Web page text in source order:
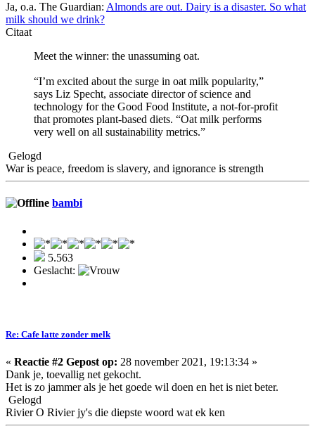
Ja, o.a. The Guardian: Almonds are out. Dairy is a disaster. So what
milk should we drink?
Citaat
Meet the winner: the unassuming oat.
“I’m excited about the surge in oat milk popularity,”
says Liz Specht, associate director of science and
technology for the Good Food Institute, a not-for-profit
that promotes plant-based diets. “Oat milk performs
very well on all sustainability metrics.”
Gelogd
War is peace, freedom is slavery, and ignorance is strength
bambi
5.563
Geslacht:
Re: Cafe latte zonder melk
« Reactie #2 Gepost op: 28 november 2021, 19:13:34 »
Dank je, toevallig net gekocht.
Het is zo jammer als je het goede wil doen en het is niet beter.
Gelogd
Rivier O Rivier jy's die diepste woord wat ek ken